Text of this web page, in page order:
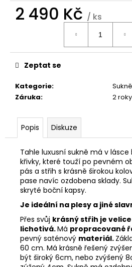
2 490 Kč / ks
Kategorie:
Sukně
Záruka: 2 roky
Zeptat se
Popis Diskuze
Tahle luxusní sukně má v
křivky, které touží po pevném
pás a střih s krásně širokou
pase navíc ozdobena sklady.
skryté boční kapsy.
Je ideální na plesy a jiné
Přes svůj krásný střih je
lichotivá.Má propracované
pevný saténový materiál.
60 cm. Má krásně řešený
být široký 6cm, nebo zvýšený